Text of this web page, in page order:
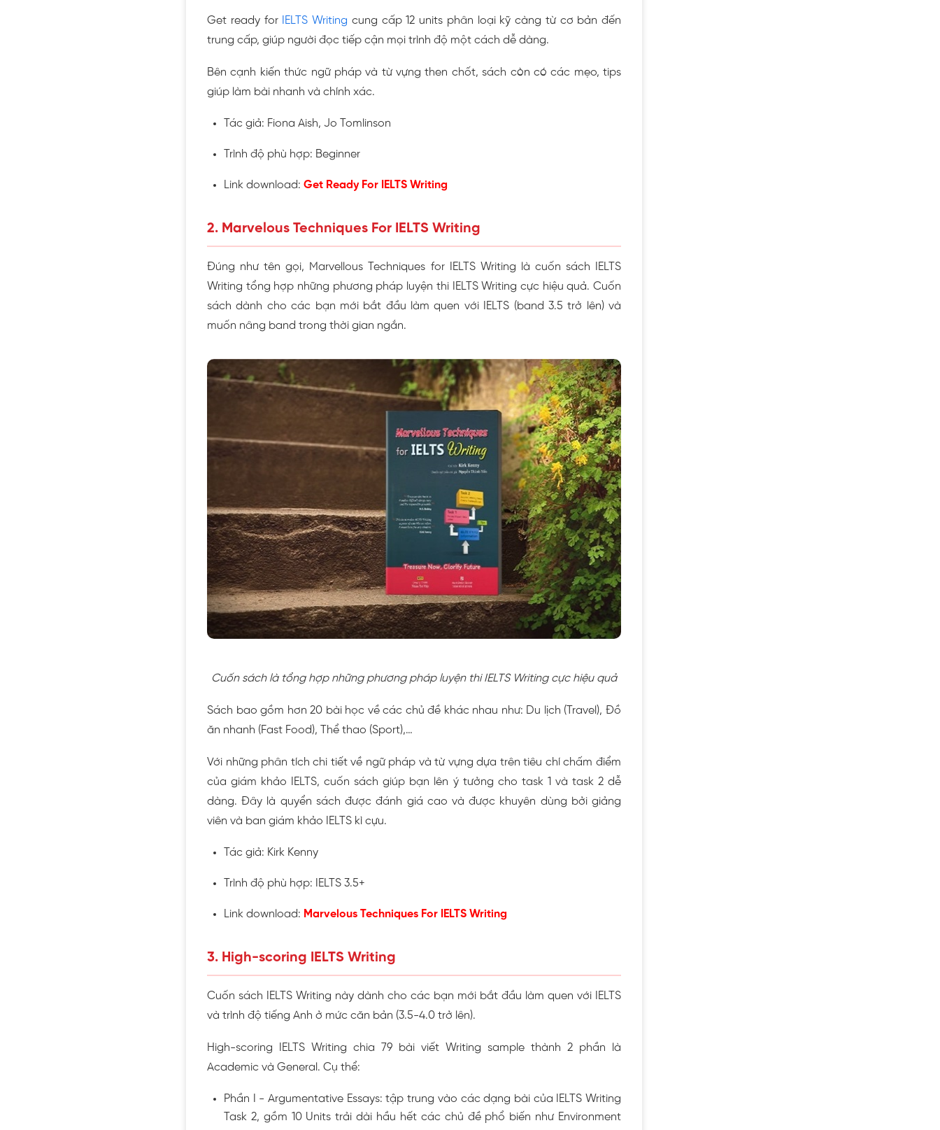
Get ready for IELTS Writing cung cấp 12 units phân loại kỹ càng từ cơ bản đến
trung cấp, giúp người đọc tiếp cận mọi trình độ một cách dễ dàng.
Bên cạnh kiến thức ngữ pháp và từ vựng then chốt, sách còn có các mẹo, tips
giúp làm bài nhanh và chính xác.
Tác giả: Fiona Aish, Jo Tomlinson
Trình độ phù hợp: Beginner
Link download: Get Ready For IELTS Writing
2. Marvelous Techniques For IELTS Writing
Đúng như tên gọi, Marvellous Techniques for IELTS Writing là cuốn sách IELTS
Writing tổng hợp những phương pháp luyện thi IELTS Writing cực hiệu quả. Cuốn
sách dành cho các bạn mới bắt đầu làm quen với IELTS (band 3.5 trở lên) và
muốn nâng band trong thời gian ngắn.
Cuốn sách là tổng hợp những phương pháp luyện thi IELTS Writing cực hiệu quả
Sách bao gồm hơn 20 bài học về các chủ đề khác nhau như: Du lịch (Travel), Đồ
ăn nhanh (Fast Food), Thể thao (Sport),…
Với những phân tích chi tiết về ngữ pháp và từ vựng dựa trên tiêu chí chấm điểm
của giám khảo IELTS, cuốn sách giúp bạn lên ý tưởng cho task 1 và task 2 dễ
dàng. Đây là quyển sách được đánh giá cao và được khuyên dùng bởi giảng
viên và ban giám khảo IELTS kì cựu.
Tác giả: Kirk Kenny
Trình độ phù hợp: IELTS 3.5+
Link download: Marvelous Techniques For IELTS Writing
3. High-scoring IELTS Writing
Cuốn sách IELTS Writing này dành cho các bạn mới bắt đầu làm quen với IELTS
và trình độ tiếng Anh ở mức căn bản (3.5-4.0 trở lên).
High-scoring IELTS Writing chia 79 bài viết Writing sample thành 2 phần là
Academic và General. Cụ thể:
Phần I - Argumentative Essays: tập trung vào các dạng bài của IELTS Writing
Task 2, gồm 10 Units trải dài hầu hết các chủ đề phổ biến như Environment